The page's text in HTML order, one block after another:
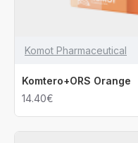
Komot Pharmaceutical
Komtero+ORS Orange
14.40€